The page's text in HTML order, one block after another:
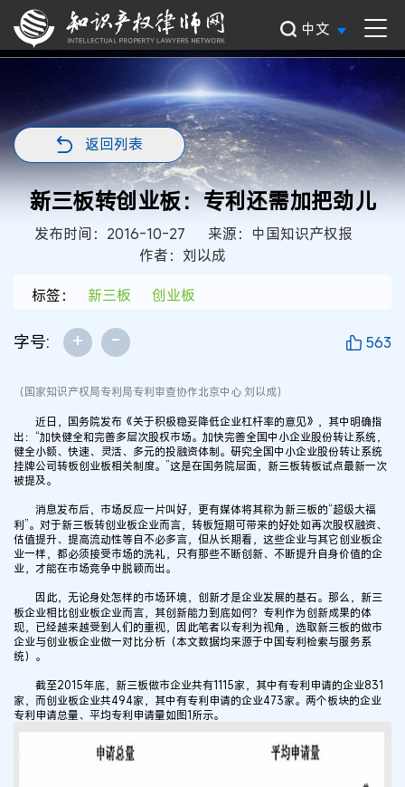
中文
返回列表
新三板转创业板：专利还需加把劲儿
发布时间：2016-10-27
来源：中国知识产权报
作者：刘以成
标签：
新三板 创业板
字号: + - 563
（国家知识产权局专利局专利审查协作北京中心 刘以成）
近日，国务院发布《关于积极稳妥降低企业杠杆率的意见》，其中明确指
出：“加快健全和完善多层次股权市场。加快完善全国中小企业股份转让系统，
健全小额、快速、灵活、多元的投融资体制。研究全国中小企业股份转让系统
挂牌公司转板创业板相关制度。”这是在国务院层面，新三板转板试点最新一次
被提及。
消息发布后，市场反应一片叫好，更有媒体将其称为新三板的“超级大福
利”。对于新三板转创业板企业而言，转板短期可带来的好处如再次股权融资、
估值提升、提高流动性等自不必多言，但从长期看，这些企业与其它创业板企
业一样，都必须接受市场的洗礼，只有那些不断创新、不断提升自身价值的企
业，才能在市场竞争中脱颖而出。
因此，无论身处怎样的市场环境，创新才是企业发展的基石。那么，新三
板企业相比创业板企业而言，其创新能力到底如何？专利作为创新成果的体
现，已经越来越受到人们的重视，因此笔者以专利为视角，选取新三板的做市
企业与创业板企业做一对比分析（本文数据均来源于中国专利检索与服务系
统）。
截至2015年底，新三板做市企业共有1115家，其中有专利申请的企业831
家，而创业板企业共494家，其中有专利申请的企业473家。两个板块的企业
专利申请总量、平均专利申请量如图1所示。